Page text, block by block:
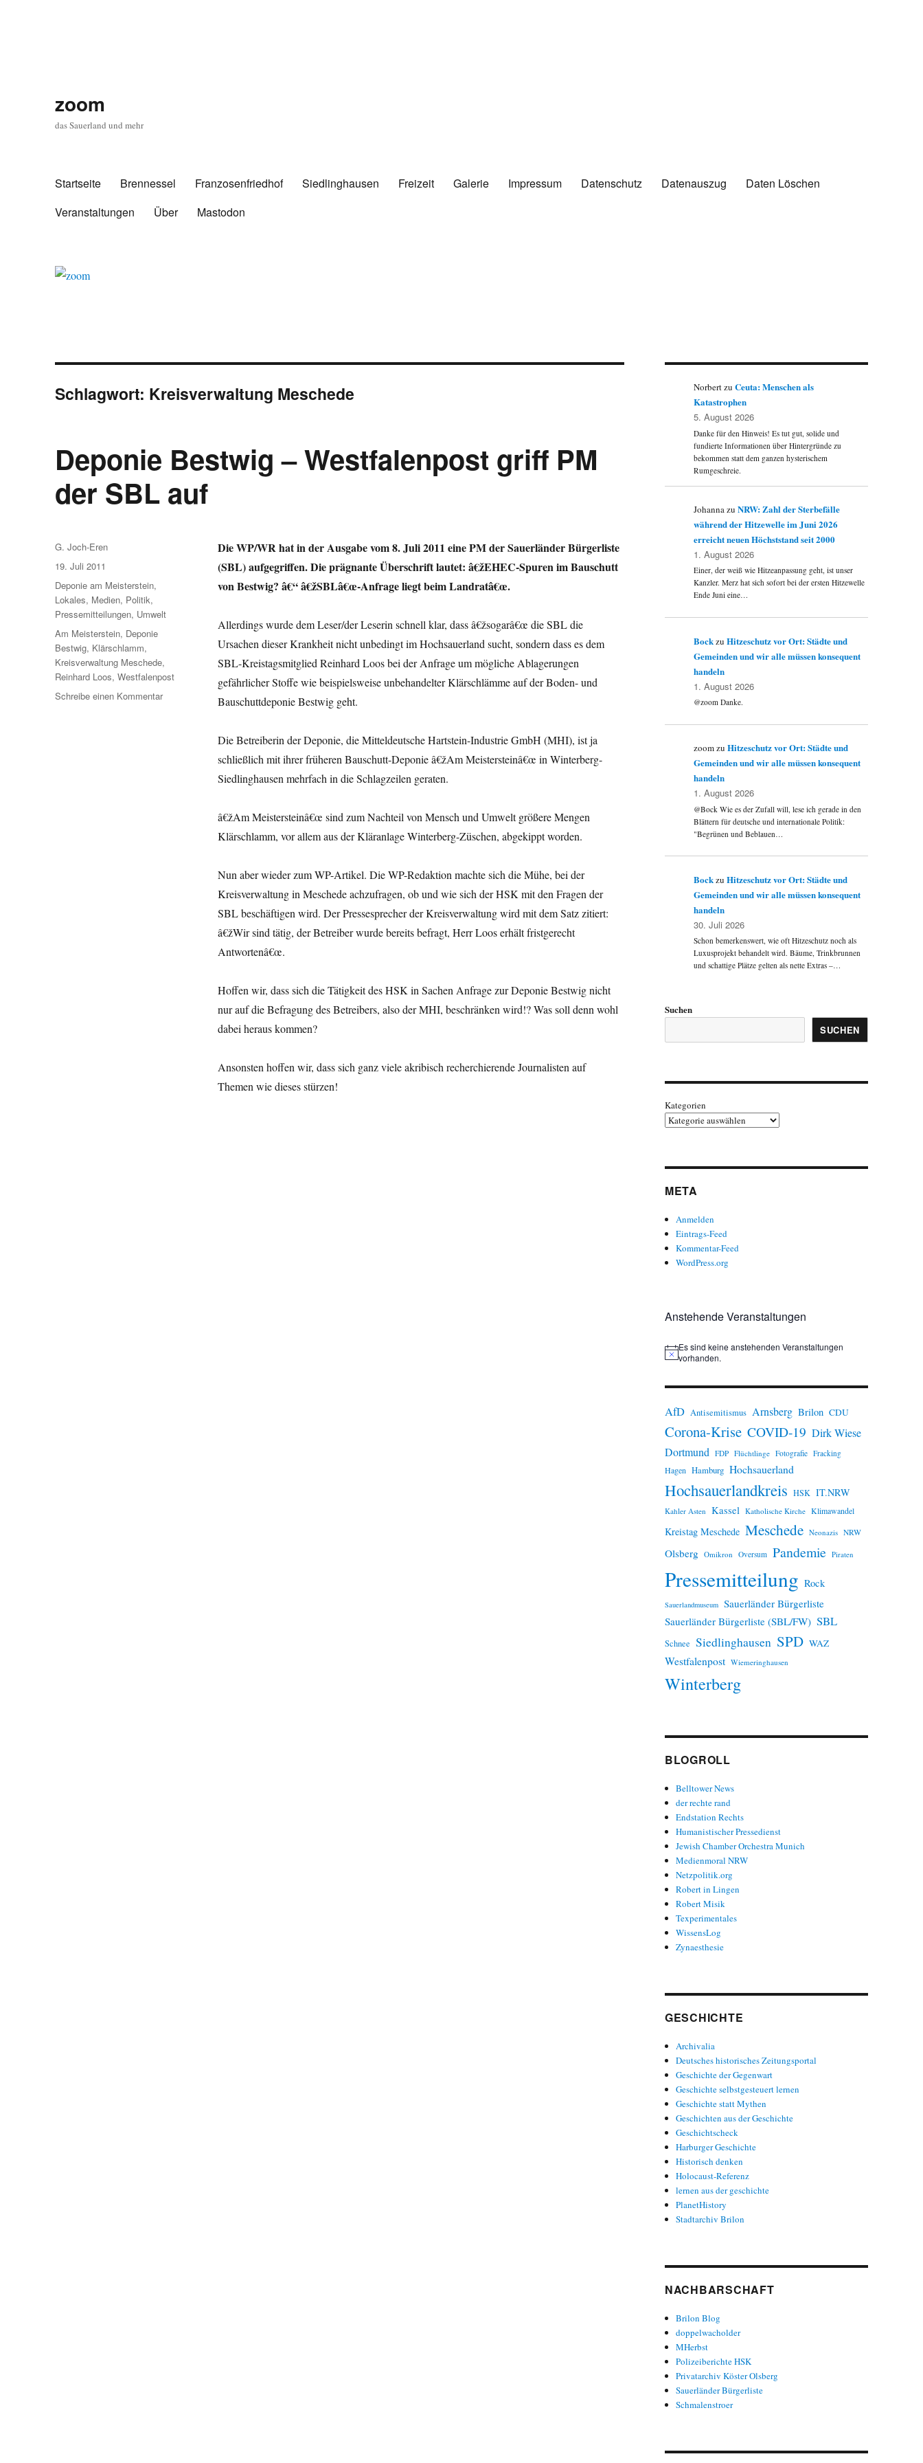
zoom
das Sauerland und mehr
Startseite Brennessel Franzosenfriedhof Siedlinghausen Freizeit Galerie Impressum Datenschutz Datenauszug
Daten Löschen
Veranstaltungen
Über Mastodon
Schlagwort: Kreisverwaltung Meschede
Deponie Bestwig – Westfalenpost griff PM
der SBL auf
Die WP/WR hat in der Ausgabe vom 8. Juli 2011 eine PM der Sauerländer Bürgerliste
(SBL) aufgegriffen. Die prägnante Überschrift lautet: â€žEHEC-Spuren im Bauschutt
von Bestwig? â€“ â€žSBLâ€œ-Anfrage liegt beim Landratâ€œ.
Allerdings wurde dem Leser/der Leserin schnell klar, dass â€žsogarâ€œ die SBL die
Ursachen dieser Krankheit nicht unbedingt im Hochsauerland sucht, sondern dass es dem
SBL-Kreistagsmitglied Reinhard Loos bei der Anfrage um mögliche Ablagerungen
gefährlicher Stoffe wie beispielsweise unbehandelter Klärschlämme auf der Boden- und
Bauschuttdeponie Bestwig geht.
Die Betreiberin der Deponie, die Mitteldeutsche Hartstein-Industrie GmbH (MHI), ist ja
schließlich mit ihrer früheren Bauschutt-Deponie â€žAm Meistersteinâ€œ in Winterberg-
Siedlinghausen mehrfach in die Schlagzeilen geraten.
â€žAm Meistersteinâ€œ sind zum Nachteil von Mensch und Umwelt größere Mengen
Klärschlamm, vor allem aus der Kläranlage Winterberg-Züschen, abgekippt worden.
Nun aber wieder zum WP-Artikel. Die WP-Redaktion machte sich die Mühe, bei der
Kreisverwaltung in Meschede achzufragen, ob und wie sich der HSK mit den Fragen der
SBL beschäftigen wird. Der Pressesprecher der Kreisverwaltung wird mit dem Satz zitiert:
â€žWir sind tätig, der Betreiber wurde bereits befragt, Herr Loos erhält fristgerecht
Antwortenâ€œ.
Hoffen wir, dass sich die Tätigkeit des HSK in Sachen Anfrage zur Deponie Bestwig nicht
nur auf die Befragung des Betreibers, also der MHI, beschränken wird!? Was soll denn wohl
dabei heraus kommen?
Ansonsten hoffen wir, dass sich ganz viele akribisch recherchierende Journalisten auf
Themen wie dieses stürzen!
Autor
G. Joch-Eren
Veröffentlicht
am
19. Juli 2011
Kategorien
Deponie am Meisterstein,
Lokales, Medien, Politik,
Pressemitteilungen, Umwelt
Schlagwörter
Am Meisterstein, Deponie
Bestwig, Klärschlamm,
Kreisverwaltung Meschede,
Reinhard Loos,Westfalenpost
Schreibe einen Kommentarzu
NorbertzuCeuta: Menschen als
Katastrophen
5. August 2026
Danke für den Hinweis! Es tut gut, solide und
fundierte Informationen über Hintergründe zu
bekommen statt dem ganzen hysterischem
Rumgeschreie.
JohannazuNRW: Zahl der Sterbefälle
während der Hitzewelle im Juni 2026
erreicht neuen Höchststand seit 2000
1. August 2026
Einer, der weiß wie Hitzeanpassung geht, ist unser
Kanzler. Merz hat sich sofort bei der ersten Hitzewelle
Ende Juni eine…
BockzuHitzeschutz vor Ort: Städte und
Gemeinden und wir alle müssen konsequent
handeln
1. August 2026
@zoom Danke.
zoomzuHitzeschutz vor Ort: Städte und
Gemeinden und wir alle müssen konsequent
handeln
1. August 2026
@Bock Wie es der Zufall will, lese ich gerade in den
Blättern für deutsche und internationale Politik:
"Begrünen und Beblauen…
BockzuHitzeschutz vor Ort: Städte und
Gemeinden und wir alle müssen konsequent
handeln
30. Juli 2026
Schon bemerkenswert, wie oft Hitzeschutz noch als
Luxusprojekt behandelt wird. Bäume, Trinkbrunnen
und schattige Plätze gelten als nette Extras –…
Suchen
SUCHEN
Kategorien
META
Anmelden
Eintrags-Feed
Kommentar-Feed
WordPress.org
Anstehende Veranstaltungen
H
w
Es sind keine anstehenden Veranstaltungen
vorhanden.
AfD Antisemitismus Arnsberg Brilon CDU
Corona-Krise COVID-19 Dirk Wiese
Dortmund FDP Flüchtlinge Fotografie Fracking
Hagen Hamburg Hochsauerland
Hochsauerlandkreis HSK IT.NRW
Kahler Asten Kassel Katholische Kirche Klimawandel
Kreistag Meschede Meschede Neonazis NRW
Olsberg Omikron Oversum Pandemie Piraten
Pressemitteilung Rock
Sauerlandmuseum Sauerländer Bürgerliste
Sauerländer Bürgerliste (SBL/FW) SBL
Schnee Siedlinghausen SPD WAZ
Westfalenpost Wiemeringhausen
Winterberg
BLOGROLL
Belltower News
der rechte rand
Endstation Rechts
Humanistischer Pressedienst
Jewish Chamber Orchestra Munich
Medienmoral NRW
Netzpolitik.org
Robert in Lingen
Robert Misik
Texperimentales
WissensLog
Zynaesthesie
GESCHICHTE
Archivalia
Deutsches historisches Zeitungsportal
Geschichte der Gegenwart
Geschichte selbstgesteuert lernen
Geschichte statt Mythen
Geschichten aus der Geschichte
Geschichtscheck
Harburger Geschichte
Historisch denken
Holocaust-Referenz
lernen aus der geschichte
PlanetHistory
Stadtarchiv Brilon
NACHBARSCHAFT
Brilon Blog
doppelwacholder
MHerbst
Polizeiberichte HSK
Privatarchiv Köster Olsberg
Sauerländer Bürgerliste
Schmalenstroer